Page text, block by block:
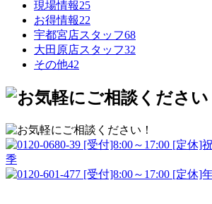
現場情報25
お得情報22
宇都宮店スタッフ68
大田原店スタッフ32
その他42